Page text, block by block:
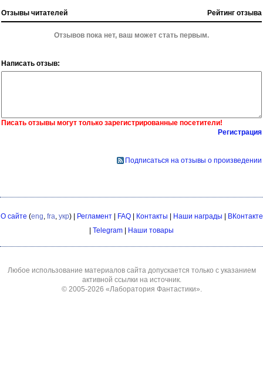
Отзывы читателей Рейтинг отзыва
Отзывов пока нет, ваш может стать первым.
Написать отзыв:
Писать отзывы могут только зарегистрированные посетители!
Регистрация
Подписаться на отзывы о произведении
О сайте (eng fra укр) | Регламент| FAQ| Контакты | Наши награды | ВКонтакте
| Telegram | Наши товары
Любое использование материалов сайта допускается только с указанием
активной ссылки на источник.
© 2005-2026 «Лаборатория Фантастики»